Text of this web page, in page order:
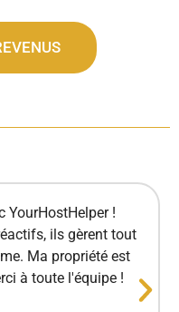
YourHostHelper !
ils gèrent tout
Ma propriété est
à toute l'équipe !